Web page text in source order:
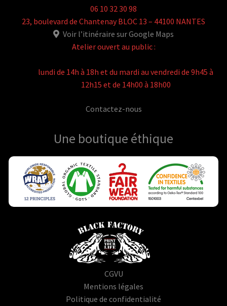
06 10 32 30 98
23, boulevard de Chantenay BLOC 13 – 44100 NANTES
Voir l’itinéraire sur Google Maps
Atelier ouvert au public :
lundi de 14h à 18h et du mardi au vendredi de 9h45 à
12h15 et de 14h00 à 18h00
Contactez-nous
Une boutique éthique
CGVU
Mentions légales
Politique de confidentialité